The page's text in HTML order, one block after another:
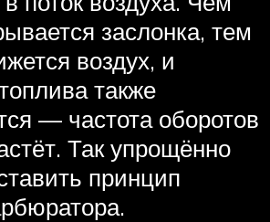
заслонка, тем
воздух, и
также
— частота оборотов
Так упрощённо
принцип